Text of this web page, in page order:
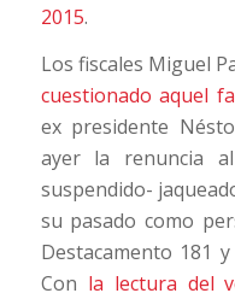
2015.
Los fiscales Miguel
cuestionado aquel
ex presidente
ayer la renuncia
suspendido-
su pasado como
Destacamento 181
Con la lectura del